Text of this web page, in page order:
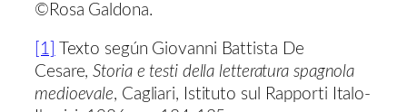
©Rosa Galdona.
[1]
Texto según Giovanni Battista De
Cesare,Storia e testi della letteratura spagnola
medioevale, Cagliari, Istituto sul Rapporti Italo-